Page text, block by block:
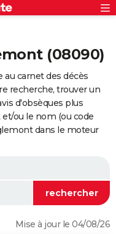
(08090)
carnet des décès
recherche, trouver un
d'obsèques plus
ou le nom (ou code
dans le moteur
Mise à jour le 04/08/26